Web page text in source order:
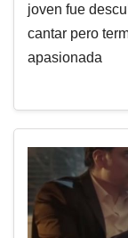
joven fue
cantar pero
apasionada